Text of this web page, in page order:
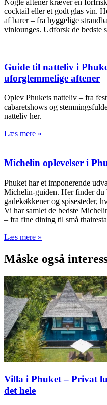
Nogle aftener kræver en
cocktail eller et godt glas vin.
af barer – fra hyggelige
vinlounges. Udforsk de bedste
Guide til natteliv i
uforglemmelige aftener
Oplev Phukets natteliv – fra
cabaretshows og
natteliv her.
Læs mere »
Michelin oplevelser i
Phuket har et imponerende
Michelin-guiden. Her finder du
gadekøkkener og spisesteder,
Vi har samlet de bedste
– fra fine dining til små
Læs mere »
Måske også
Villa i Phuket – Privat
det hele